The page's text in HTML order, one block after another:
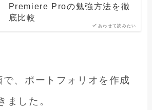
あわせて読みたい
Premiere Proの勉強方法を徹
底比較
、ポートフォリオを作成
ました。